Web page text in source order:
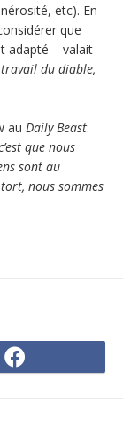
etc). En
que
adapté – valait
du diable,
au Daily Beast:
que nous
sont au
nous sommes
on